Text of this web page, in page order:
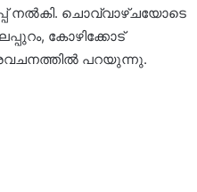
നൽകി. ചൊവ്വാഴ്ചയോടെ
കോഴിക്കോട്
പറയുന്നു.